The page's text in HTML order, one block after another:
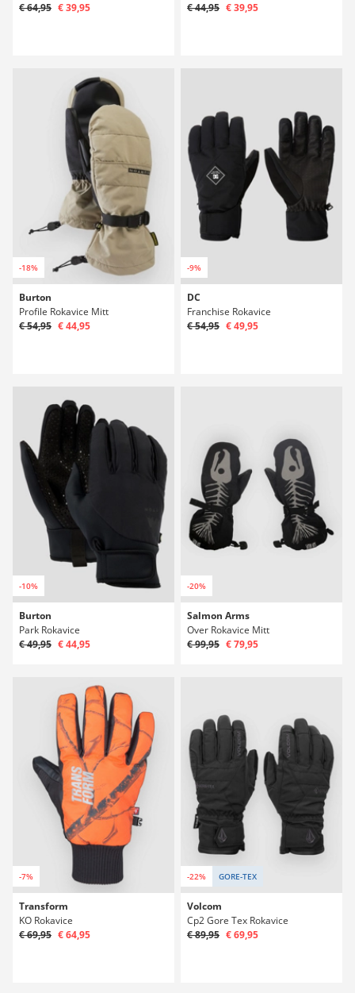
€ 64,95 € 39,95 € 44,95 € 39,95
-18%
Burton
Profile Rokavice Mitt
€ 54,95 € 44,95
-9%
DC
Franchise Rokavice
€ 54,95 € 49,95
-10%
Burton
Park Rokavice
€ 49,95 € 44,95
-20%
Salmon Arms
Over Rokavice Mitt
€ 99,95 € 79,95
-7%
Transform
KO Rokavice
€ 69,95 € 64,95
-22% GORE-TEX
Volcom
Cp2 Gore Tex Rokavice
€ 89,95 € 69,95